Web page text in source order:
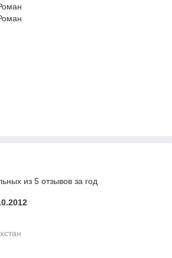
из 5 отзывов за год